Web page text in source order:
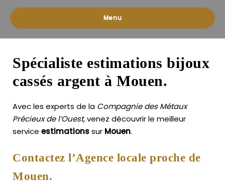
Menu
Spécialiste estimations bijoux
cassés argent à Mouen.
Avec les experts de la Compagnie des Métaux
Précieux de l’Ouest, venez découvrir le meilleur
service estimationssur Mouen.
Contactez l’Agence locale proche de
Mouen.